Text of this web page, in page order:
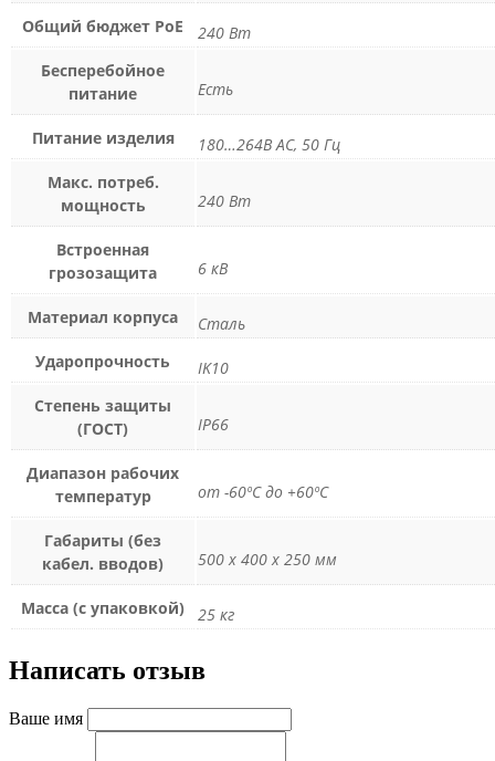
Общий бюджет PoE
240 Вт
Бесперебойное
питание
Есть
Питание изделия
180…264В АС, 50 Гц
Макс. потреб.
мощность
240 Вт
Встроенная
грозозащита
6 кВ
Материал корпуса
Сталь
Ударопрочность
IK10
Степень защиты
(ГОСТ)
IP66
Диапазон рабочих
температур
от -60ºС до +60ºС
Габариты (без
кабел. вводов)
500 х 400 х 250 мм
Масса (с упаковкой) 25 кг
Написать отзыв
Ваше имя